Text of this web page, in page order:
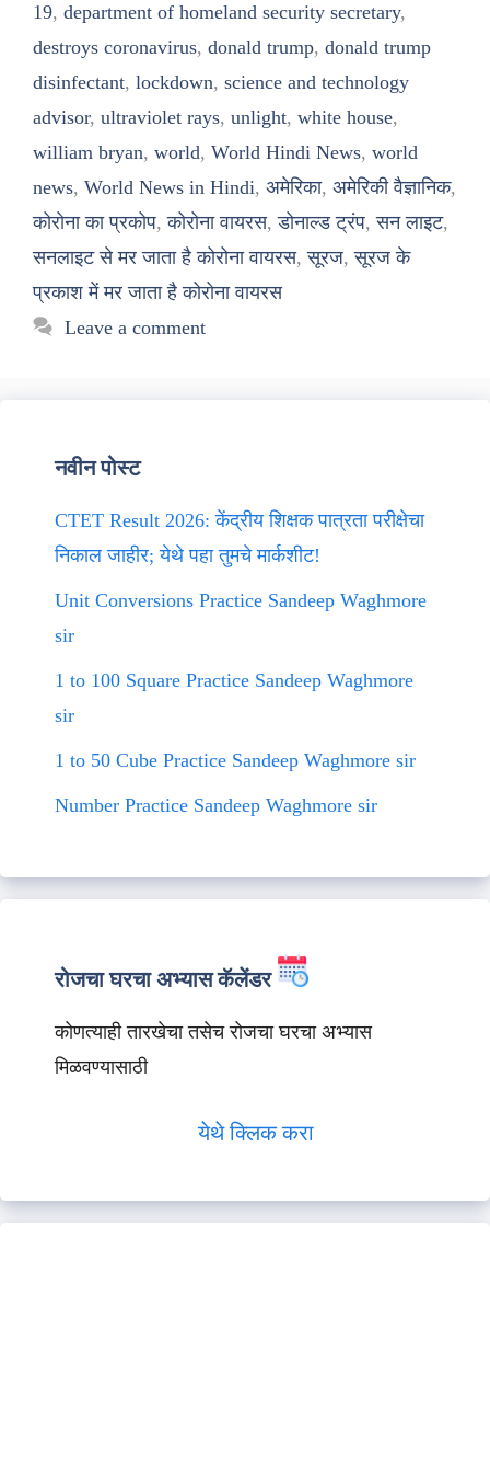
19, department of homeland security secretary,
destroys coronavirus, donald trump, donald trump
disinfectant, lockdown, science and technology
advisor, ultraviolet rays, unlight, white house,
william bryan, world, World Hindi News, world
news, World News in Hindi, अमेरिका, अमेरिकी वैज्ञानिक,
कोरोना का प्रकोप,कोरोना वायरस,डोनाल्ड ट्रंप,सन लाइट,
सनलाइट से मर जाता है कोरोना वायरस,सूरज,सूरज के
प्रकाश में मर जाता है कोरोना वायरस
Leave a comment
नवीन पोस्ट
CTET Result 2026: केंद्रीय शिक्षक पात्रता परीक्षेचा
निकाल जाहीर; येथे पहा तुमचे मार्कशीट!
Unit Conversions Practice Sandeep Waghmore
sir
1 to 100 Square Practice Sandeep Waghmore
sir
1 to 50 Cube Practice Sandeep Waghmore sir
Number Practice Sandeep Waghmore sir
रोजचा घरचा अभ्यास कॅलेंडर
कोणत्याही तारखेचा तसेच रोजचा घरचा अभ्यास
मिळवण्यासाठी
येथे क्लिक करा